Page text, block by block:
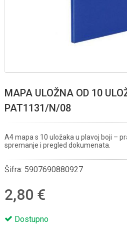
MAPA ULOŽNA OD 10
PAT1131/N/08
A4 mapa s 10 uložaka u plavoj boji –
spremanje i pregled dokumenata.
Šifra: 5907690880927
2,80 €
Dostupno